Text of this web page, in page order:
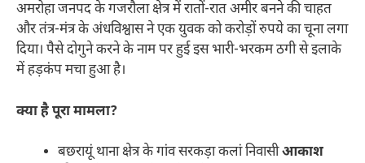
​अमरोहा जनपद के गजरौला क्षेत्र में रातों-रात अमीर बनने की चाहत
और तंत्र-मंत्र के अंधविश्वास ने एक युवक को करोड़ों रुपये का चूना लगा
दिया। पैसे दोगुने करने के नाम पर हुई इस भारी-भरकम ठगी से इलाके
में हड़कंप मचा हुआ है।
क्या है पूरा मामला?
​बछरायूं थाना क्षेत्र के गांव सरकड़ा कलां निवासीआकाश